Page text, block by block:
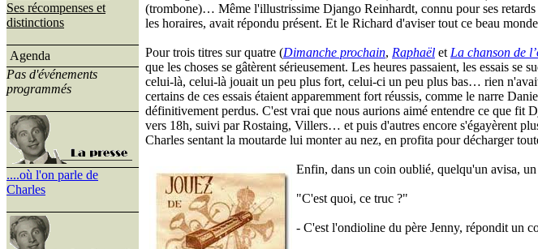
Ses récompenses et
distinctions
Agenda
Pas d'événements
programmés
....où l'on parle de
Charles
(trombone)… Même l'illustrissime Django Reinhardt, connu pour ses
les horaires, avait répondu présent. Et le Richard d'aviser tout ce beau
Pour trois titres sur quatre (Dimanche prochain, Raphaël et La chanson de
que les choses se gâtèrent sérieusement. Les heures passaient, les essais
celui-là, celui-là jouait un peu plus fort, celui-ci un peu plus bas… rien
certains de ces essais étaient apparemment fort réussis, comme le narre
définitivement perdus. C'est vrai que nous aurions aimé entendre ce que
vers 18h, suivi par Rostaing, Villers… et puis d'autres encore s'égayèrent
Charles sentant la moutarde lui monter au nez, en profita pour décharger
Enfin, dans un coin oublié, quelqu'un avisa,
"C'est quoi, ce truc ?"
- C'est l'ondioline du père Jenny, répondit un